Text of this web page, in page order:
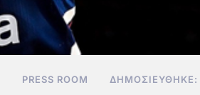
PRESS ROOM ΔΗΜΟΣΙΕΎΘΗΚΕ: